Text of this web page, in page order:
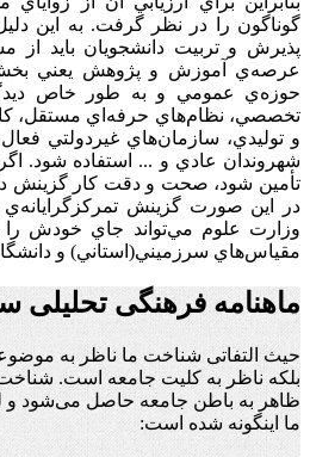
گوناگون را در نظر گرفت. به اين
پذيرش و تربيت دانشجويان بايد
عرصه‌ي آموزش و پژوهش يعني
حوزه‌ي عمومي و به طور خاص
تخصصي، نظام‌هاي حرفه‌اي مستقل،
و توليدي، سازمان‌هاي غيردولتي
شهروندان عادي و ... استفاده شود.
تأمين شود، صحت و دقت کار گزينش
در اين صورت گزينش
وزارت علوم مي‌تواند جاي خودش را
مقياس‌هاي سرزميني(استاني) و
ماهنامه فرهنگی تحلیلی
حیث التفاتی شناخت ما ناظر به
بلکه ناظر به کلیت جامعه است.
ظاهر به باطن جامعه حاصل می‌شود و
ما اینگونه شده است: